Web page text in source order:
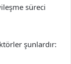
süreci
şunlardır: